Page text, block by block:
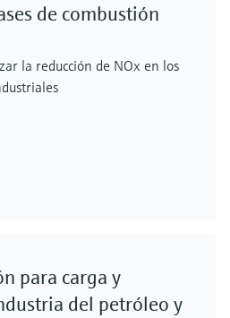
de combustión
la reducción de NOx en los
para carga y
del petróleo y